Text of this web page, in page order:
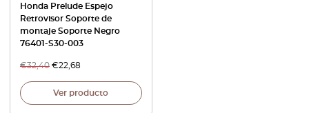
Honda Prelude Espejo
Retrovisor Soporte de
montaje Soporte Negro
76401-S30-003
€32,40 €22,68
Ver producto